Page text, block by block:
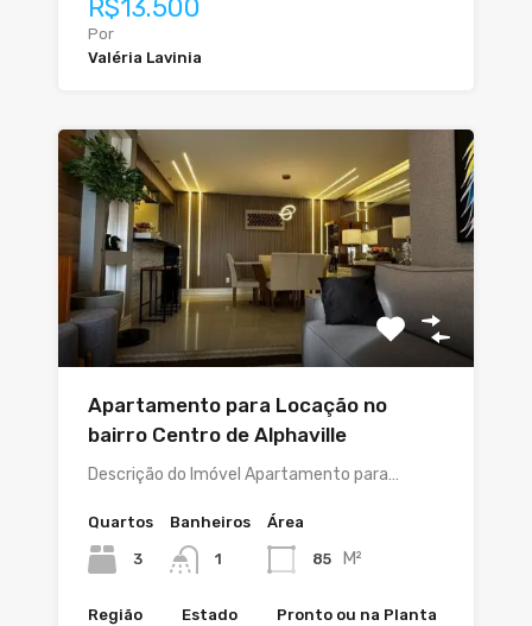
R$13.500
Por
Valéria Lavinia
Apartamento para Locação no
bairro Centro de Alphaville
Descrição do Imóvel Apartamento para…
Quartos
3
Banheiros
1
Área
85 M²
Região Estado Pronto ou na Planta